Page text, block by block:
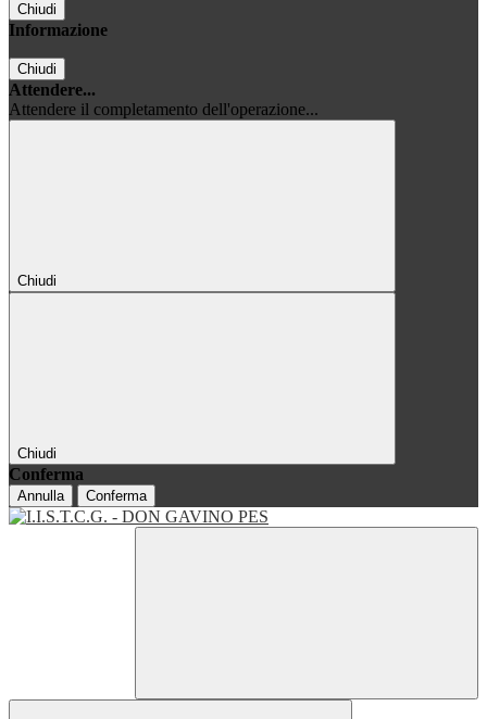
Chiudi
Informazione
Chiudi
Attendere...
Attendere il completamento dell'operazione...
Chiudi
Chiudi
Conferma
Annulla Conferma